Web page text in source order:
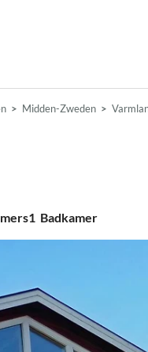
Midden-Zweden
1 Badkamer